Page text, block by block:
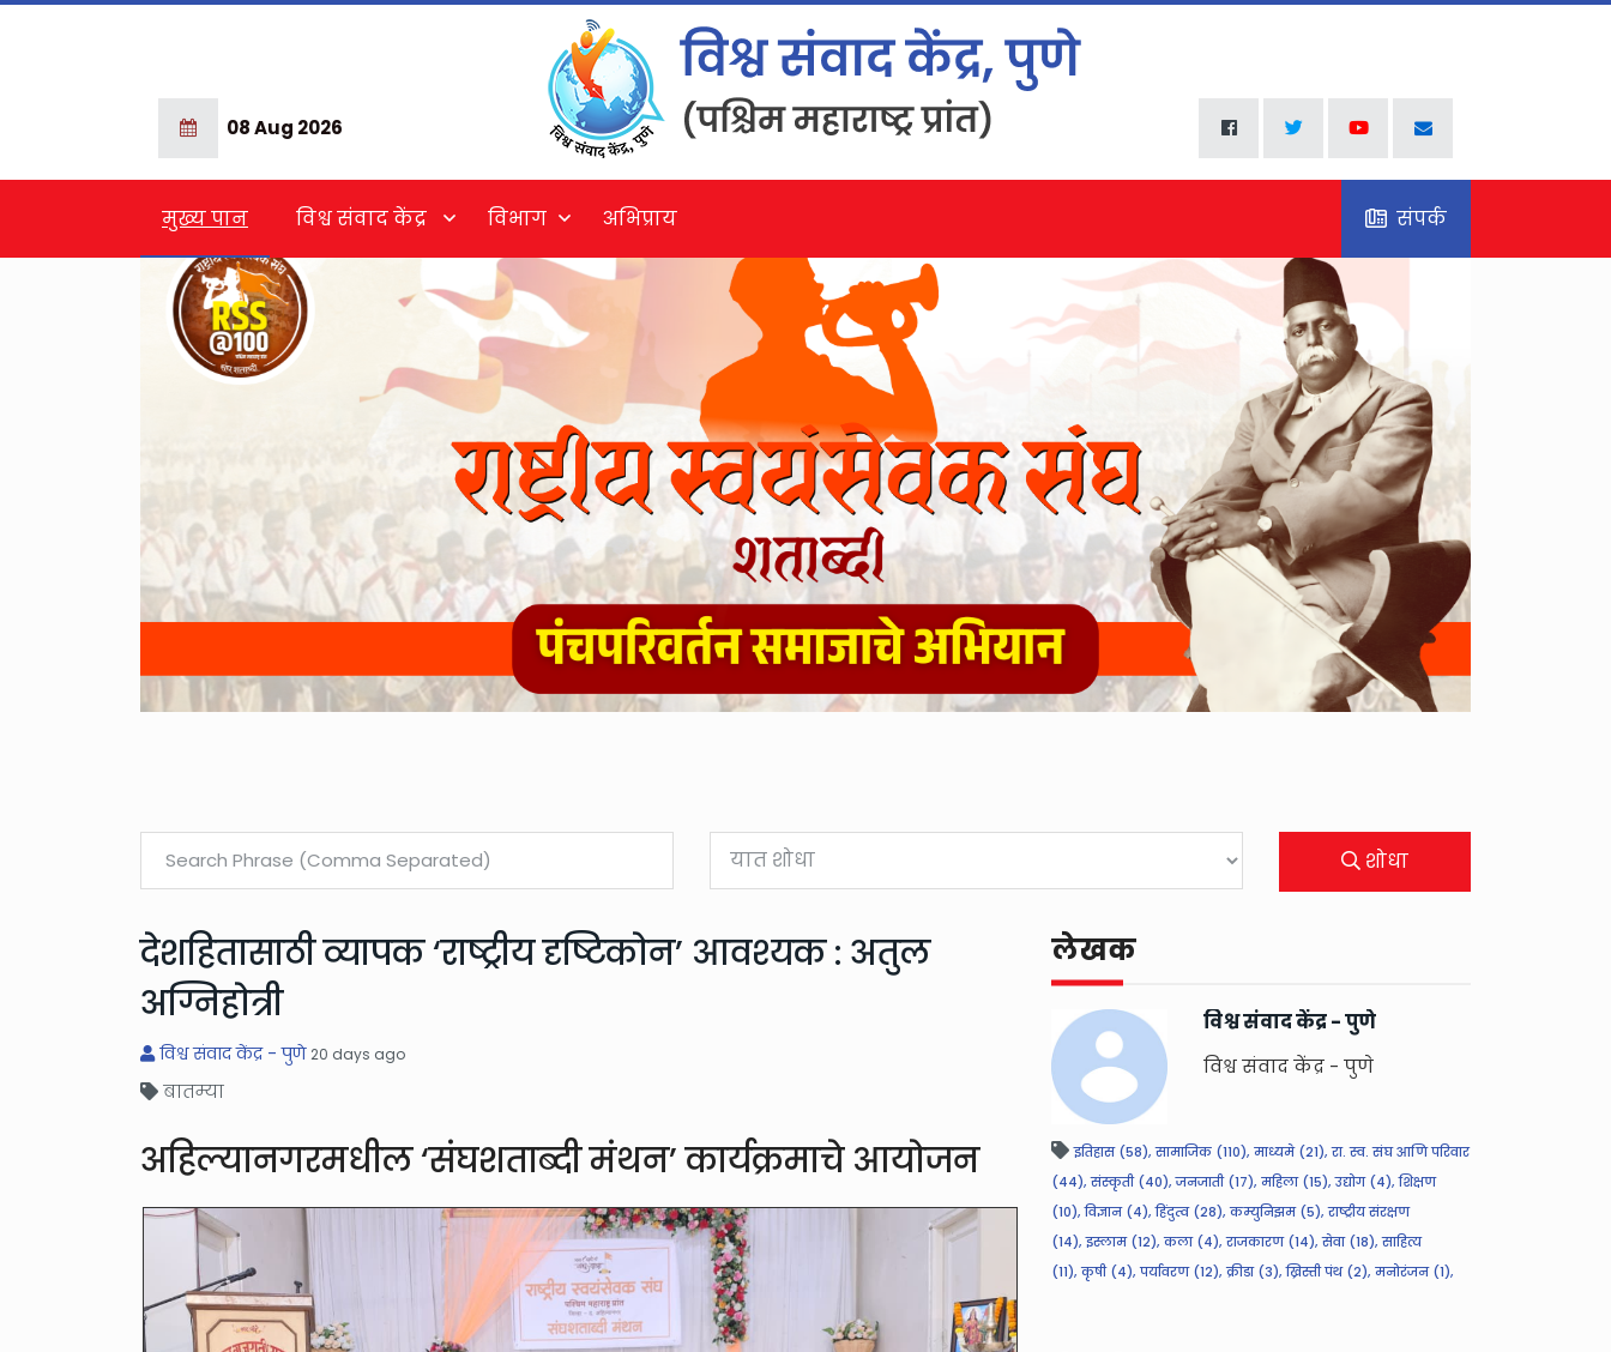
08 Aug 2026
मुख्य पान विश्व संवाद केंद्र विभाग अभिप्राय संपर्क
शोधा
देशहितासाठी व्यापक ‘राष्ट्रीय दृष्टिकोन’ आवश्यक : अतुल
अग्निहोत्री
विश्व संवाद केंद्र - पुणे 20 days ago
बातम्या
अहिल्यानगरमधील ‘संघशताब्दी मंथन’ कार्यक्रमाचे आयोजन
लेखक
विश्व संवाद केंद्र - पुणे
विश्व संवाद केंद्र - पुणे
इतिहास (58), सामाजिक (110), माध्यमे (21), रा. स्व. संघ आणि परिवार
(44), संस्कृती (40), जनजाती (17), महिला (15), उद्योग (4), शिक्षण
(10), विज्ञान (4), हिंदुत्व (28), कम्युनिझम (5), राष्ट्रीय संरक्षण
(14), इस्लाम (12), कला (4), राजकारण (14), सेवा (18), साहित्य
(11), कृषी (4), पर्यावरण (12), क्रीडा (3), ख्रिस्ती पंथ (2), मनोरंजन (1),